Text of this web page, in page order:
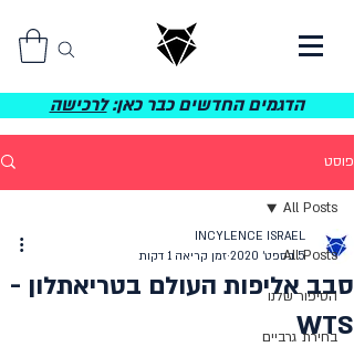
הדגמים החדשים כבר כאן:לרכישה
פוסט
All Posts
הסיפור שלנו
בחירת גרביים
All Posts
סבב אליפות העולם בטריאתלון -
WTS
INCYLENCE ISRAEL
5 בספט׳ 2020
זמן קריאה 1 דקות